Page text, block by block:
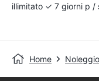
illimitato ✓ 7 giorni p /
Home